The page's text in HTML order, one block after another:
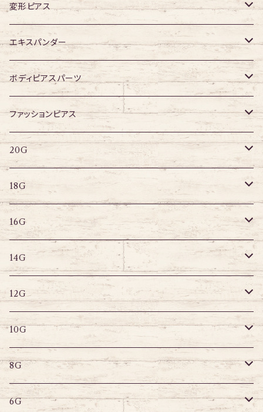
16G
14G
変形ピアス
ジュエル無し
ジュエル有り
エキスパンダー
316Lサージカルステンレス
アクリル
その他
ボディピアスパーツ
ネジタイプ
20G
18G
8G
6G
はめ込みタイプ
ファッションピアス
ポストピアス
リングピアス
その他
20G
キャプティブリング
ラブレット
18G
キャプティブリング
ストレートバーベル
デザインバーベル
ラブレット
バナナバーベル
鼻ピアス
16G
キャプティブリング
ストレートバーベル
デザインバーベル
ラブレット
バナナバーベル
へそピアス
14G
キャプティブリング
ストレートバーベル
デザインバーベル
ラブレット
バナナバーベル
12G
キャプティブリング
ストレートバーベル
ラブレット
10G
キャプティブリング
ストレートバーベル
8G
キャプティブリング
6G